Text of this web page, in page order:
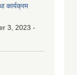
कार्यक्रम
3, 2023 -